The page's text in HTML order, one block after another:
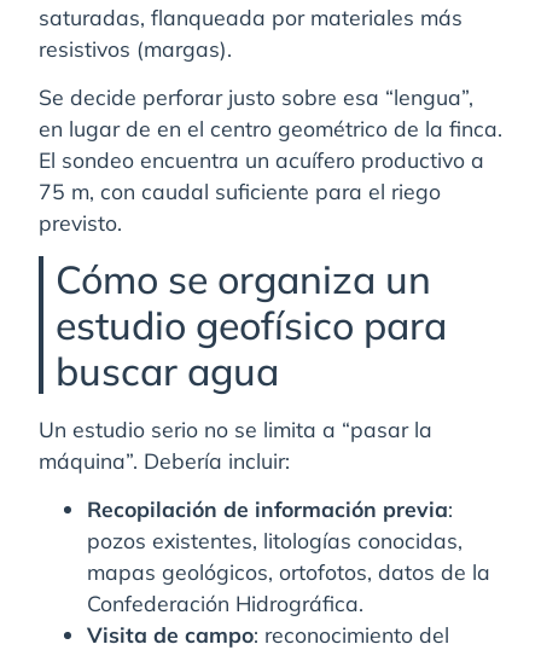
saturadas, flanqueada por materiales más
resistivos (margas).
Se decide perforar justo sobre esa “lengua”,
en lugar de en el centro geométrico de la finca.
El sondeo encuentra un acuífero productivo a
75 m, con caudal suficiente para el riego
previsto.
Cómo se organiza un
estudio geofísico para
buscar agua
Un estudio serio no se limita a “pasar la
máquina”. Debería incluir:
Recopilación de información previa:
pozos existentes, litologías conocidas,
mapas geológicos, ortofotos, datos de la
Confederación Hidrográfica.
Visita de campo: reconocimiento del